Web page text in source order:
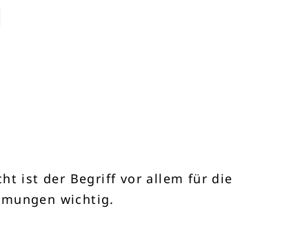
ist der Begriff vor allem für die
wichtig.